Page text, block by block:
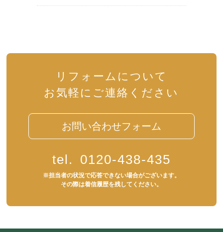
リフォームについて
お気軽にご連絡ください
お問い合わせフォーム
tel. 0120-438-435
※担当者の状況で応答できない場合がございます。
その際は着信履歴を残してください。